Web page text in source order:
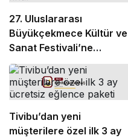
27. Uluslararası
Büyükçekmece Kültür ve
Sanat Festivali’ne
görkemli final
Tivibu’dan yeni
müşterilere özel ilk 3 ay